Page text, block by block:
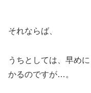
それならば、
うちとしては、早め
かるのですが…。